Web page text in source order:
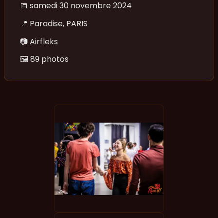
📅 samedi 30 novembre 2024
📍 Paradise, PARIS
📷Airfleks
🖼️89 photos